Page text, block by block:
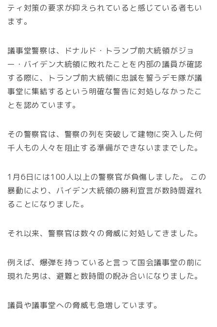
ティ対策の要求が抑えられていると感じている者もい
ます。
議事堂警察は、ドナルド・トランプ前大統領がジョ
ー・バイデン大統領に敗れたことを内部の議員が確認
する際に、トランプ前大統領に忠誠を誓うデモ隊が議
事堂に集結するという明確な警告に対処しなかったこ
とを認めています。
その警察官は、警察の列を突破して建物に突入した何
千人もの人々を阻止する準備ができないままでした。
1月6日には100人以上の警察官が負傷しました。 この
暴動により、バイデン大統領の勝利宣言が数時間遅れ
ることになりました。
それ以来、警察官は数々の脅威に対処してきました。
例えば、爆弾を持っていると言って国会議事堂の前に
現れた男は、避難と数時間の睨み合いになりました。
議員や議事堂への脅威も急増しています。